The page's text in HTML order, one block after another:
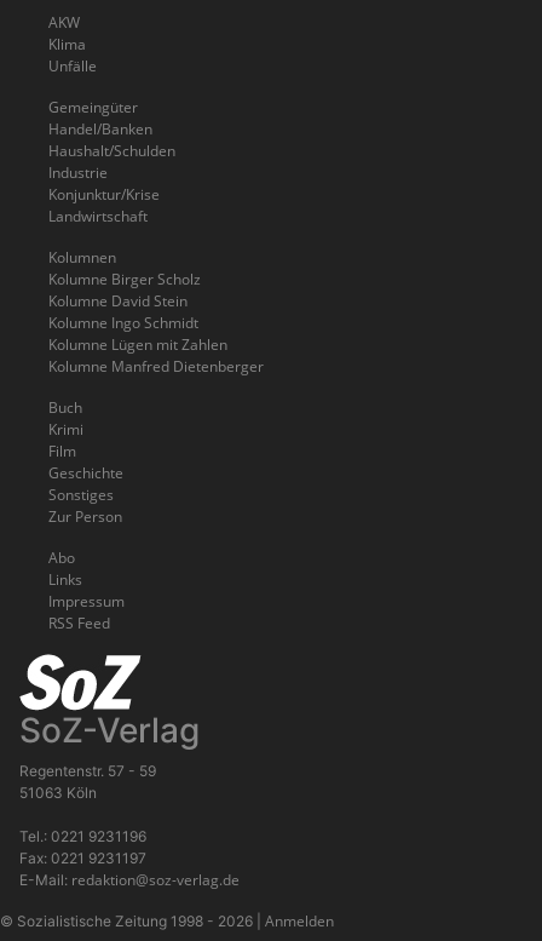
AKW
Klima
Unfälle
Gemeingüter
Handel/Banken
Haushalt/Schulden
Industrie
Konjunktur/Krise
Landwirtschaft
Kolumnen
Kolumne Birger Scholz
Kolumne David Stein
Kolumne Ingo Schmidt
Kolumne Lügen mit Zahlen
Kolumne Manfred Dietenberger
Buch
Krimi
Film
Geschichte
Sonstiges
Zur Person
Abo
Links
Impressum
RSS Feed
SoZ-Verlag
Regentenstr. 57 - 59
51063 Köln
Tel.: 0221 9231196
Fax: 0221 9231197
E-Mail: redaktion@soz-verlag.de
© Sozialistische Zeitung 1998 - 2026 Anmelden